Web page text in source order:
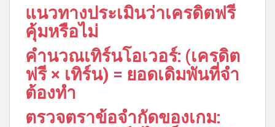
แนวทางประเมินว่าเครดิตฟรี
คุ้มหรือไม่
คำนวณเทิร์นโอเวอร์: (เครดิต
ฟรี × เทิร์น) = ยอดเดิมพันที่จำ
ต้องทำ
ตรวจตราข้อจำกัดของเกม: